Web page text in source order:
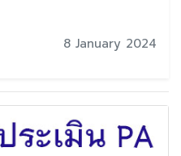
8 January 2024